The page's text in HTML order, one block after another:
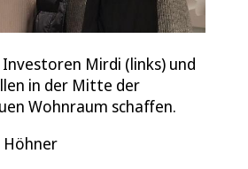
Mirdi (links) und
in der Mitte der
Wohnraum schaffen.
Höhner